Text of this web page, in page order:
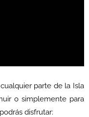
parte de la Isla
o simplemente para
disfrutar: